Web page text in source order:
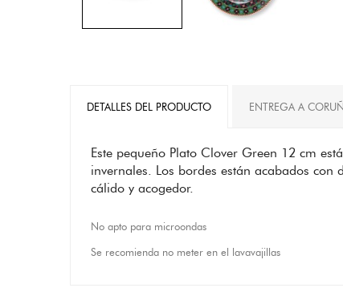
DETALLES DEL PRODUCTO ENTREGA A
Este pequeño Plato Clover Green 12 cm
invernales. Los bordes están acabados
cálido y acogedor.
No apto para microondas
Se recomienda no meter en el lavavajillas